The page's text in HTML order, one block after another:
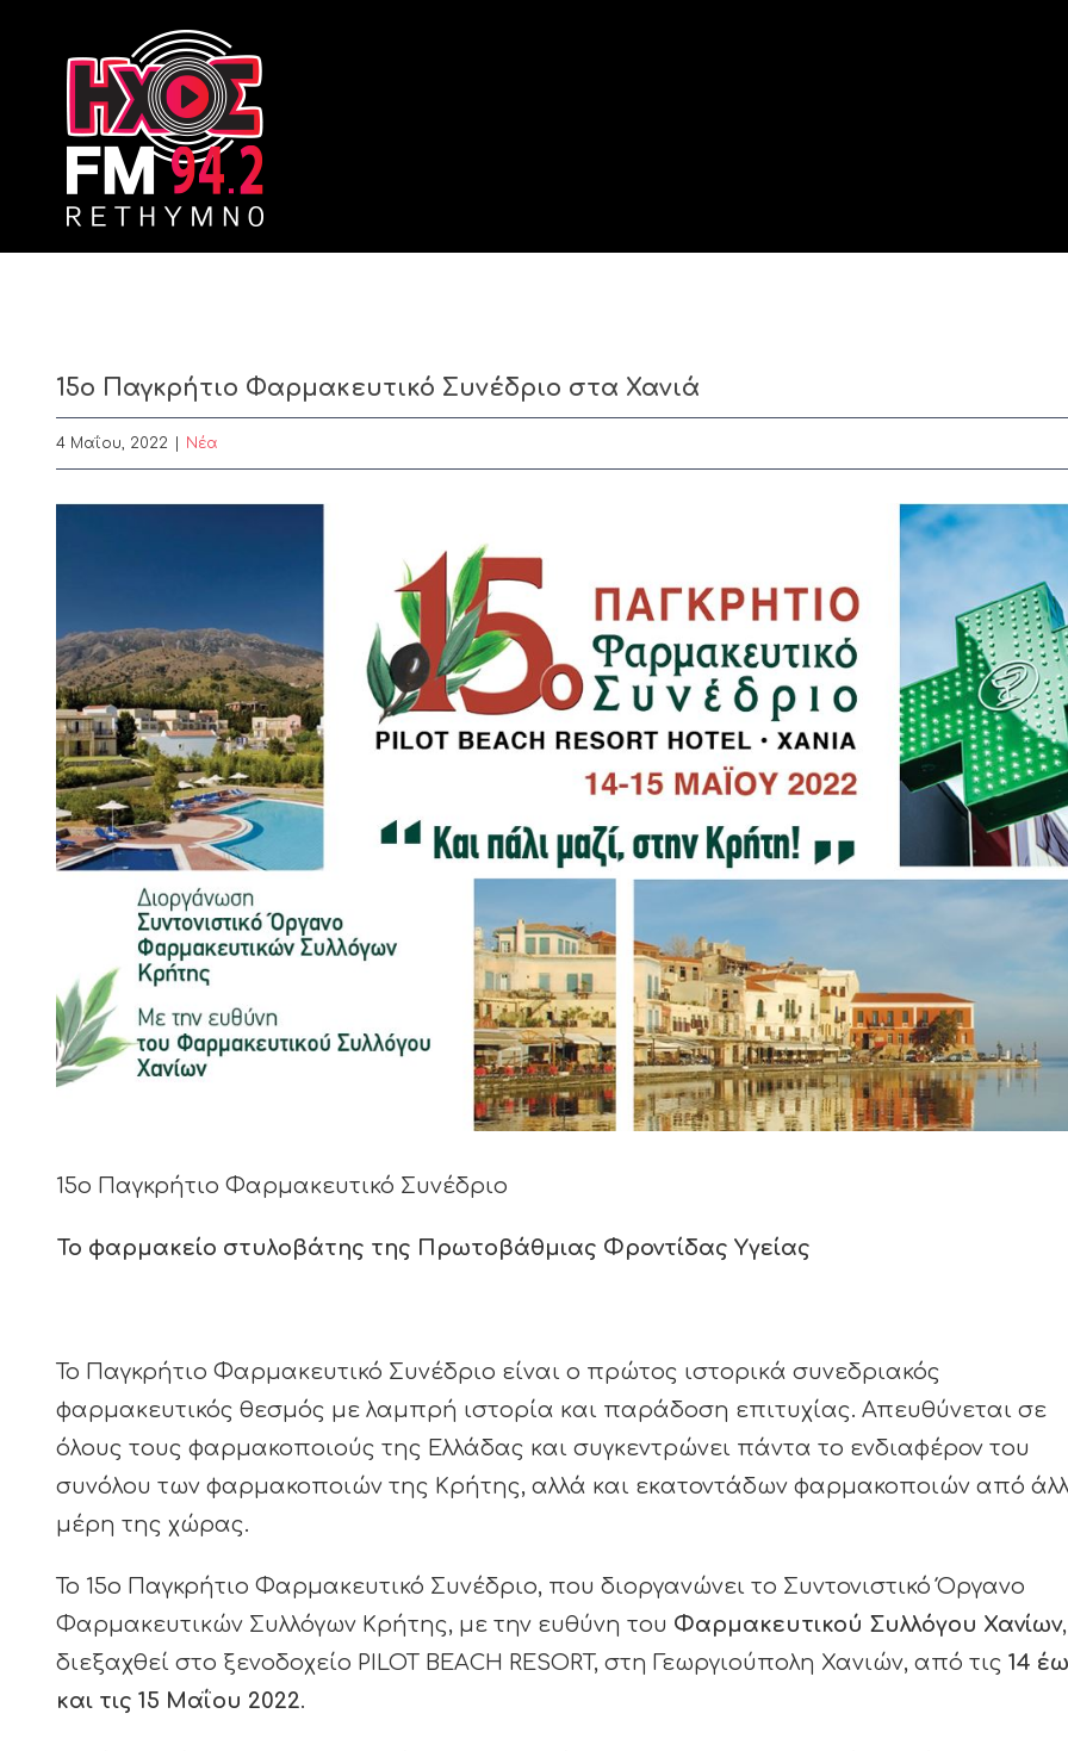
15ο Παγκρήτιο Φαρμακευτικό Συνέδριο στα Χανιά
4 Μαΐου, 2022 Nέα
15ο Παγκρήτιο Φαρμακευτικό Συνέδριο
Το φαρμακείο στυλοβάτης της Πρωτοβάθμιας Φροντίδας Υγείας
Το Παγκρήτιο Φαρμακευτικό Συνέδριο είναι ο πρώτος ιστορικά συνεδριακός
φαρμακευτικός θεσμός με λαμπρή ιστορία και παράδοση επιτυχίας. Απευθύνεται σε
όλους τους φαρμακοποιούς της Ελλάδας και συγκεντρώνει πάντα το ενδιαφέρον του
συνόλου των φαρμακοποιών της Κρήτης, αλλά και εκατοντάδων φαρμακοποιών από
μέρη της χώρας.
Το 15o Παγκρήτιο Φαρμακευτικό Συνέδριο, που διοργανώνει το Συντονιστικό Όργανο
Φαρμακευτικών Συλλόγων Κρήτης, με την ευθύνη του Φαρμακευτικού Συλλόγου Χανίων
διεξαχθεί στο ξενοδοχείο PILOT BEACH RESORT, στη Γεωργιούπολη Χανιών, από τις 14
και τις 15 Μαΐου 2022.